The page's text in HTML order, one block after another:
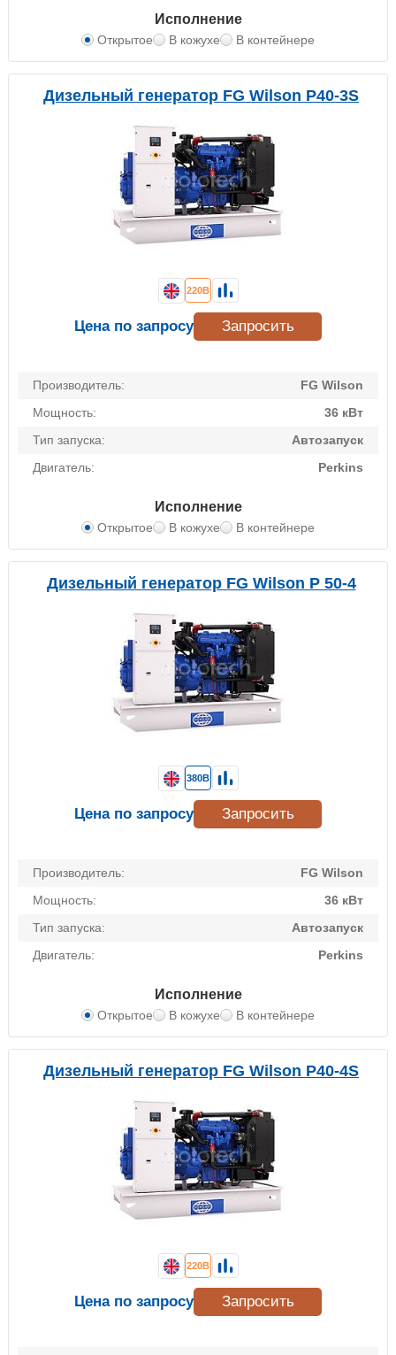
Исполнение
Открытое В кожухе В контейнере
Дизельный генератор FG Wilson P40-3S
Производитель:
FG Wilson
Мощность:
36 кВт
Тип запуска:
Автозапуск
Двигатель:
Perkins
Исполнение
Открытое В кожухе В контейнере
220В
Цена по запросу Запросить
Дизельный генератор FG Wilson P 50-4
Производитель:
FG Wilson
Мощность:
36 кВт
Тип запуска:
Автозапуск
Двигатель:
Perkins
Исполнение
Открытое В кожухе В контейнере
380В
Цена по запросу Запросить
Дизельный генератор FG Wilson P40-4S
220В
Цена по запросу Запросить